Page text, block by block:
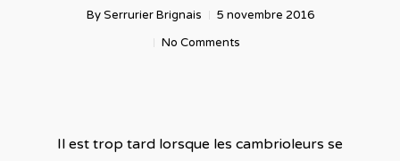
By Serrurier Brignais
5 novembre 2016
No Comments
Il est trop tard lorsque les cambrioleurs se